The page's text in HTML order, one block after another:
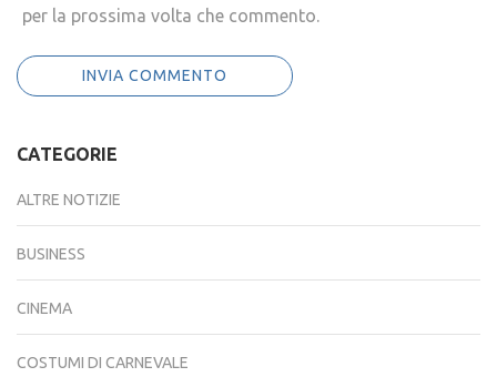
per la prossima volta che commento.
CATEGORIE
ALTRE NOTIZIE
BUSINESS
CINEMA
COSTUMI DI CARNEVALE